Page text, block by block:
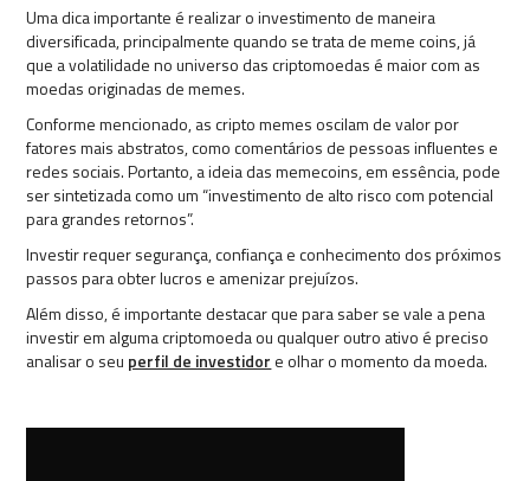
Uma dica importante é realizar o investimento de maneira
diversificada, principalmente quando se trata de meme coins, já
que a volatilidade no universo das criptomoedas é maior com as
moedas originadas de memes.
Conforme mencionado, as cripto memes oscilam de valor por
fatores mais abstratos, como comentários de pessoas influentes e
redes sociais. Portanto, a ideia das memecoins, em essência, pode
ser sintetizada como um “investimento de alto risco com potencial
para grandes retornos”.
Investir requer segurança, confiança e conhecimento dos próximos
passos para obter lucros e amenizar prejuízos.
Além disso, é importante destacar que para saber se vale a pena
investir em alguma criptomoeda ou qualquer outro ativo é preciso
analisar o seu perfil de investidor e olhar o momento da moeda.